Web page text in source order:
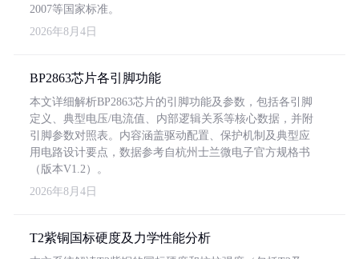
2007等国家标准。
2026年8月4日
BP2863芯片各引脚功能
本文详细解析BP2863芯片的引脚功能及参数，包括各引脚
定义、典型电压/电流值、内部逻辑关系等核心数据，并附
引脚参数对照表。内容涵盖驱动配置、保护机制及典型应
用电路设计要点，数据参考自杭州士兰微电子官方规格书
（版本V1.2）。
2026年8月4日
T2紫铜国标硬度及力学性能分析